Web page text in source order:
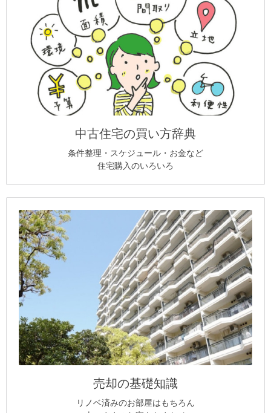
中古住宅の買い方辞典
条件整理・スケジュール・お金など
住宅購入のいろいろ
売却の基礎知識
リノベ済みのお部屋はもちろん